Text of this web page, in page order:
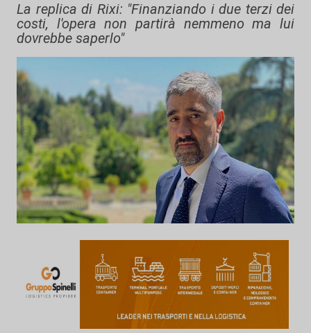
La replica di Rixi: "Finanziando i due terzi dei
costi, l'opera non partirà nemmeno ma lui
dovrebbe saperlo"